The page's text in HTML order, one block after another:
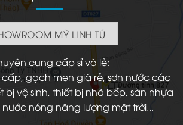
MỸ LINH TÚ
cung cấp sỉ và lẻ:
gạch men giá rẻ, sơn nước các
bị vệ sinh, thiết bị nhà bếp, sàn nhựa
nóng năng lượng mặt trời...